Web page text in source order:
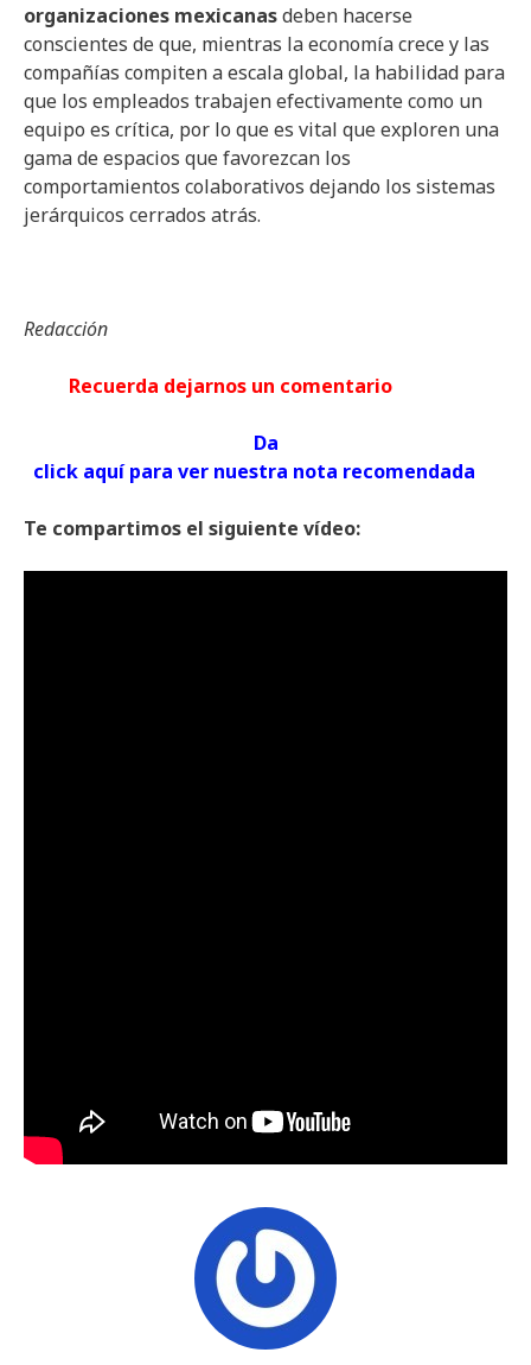
organizaciones mexicanasdeben hacerse
conscientes de que, mientras la economía crece y las
compañías compiten a escala global, la habilidad para
que los empleados trabajen efectivamente como un
equipo es crítica, por lo que es vital que exploren una
gama de espacios que favorezcan los
comportamientos colaborativos dejando los sistemas
jerárquicos cerrados atrás.
Redacción
Recuerda dejarnos un comentario
Da
click aquí para ver nuestra nota recomendada
Te compartimos el siguiente vídeo: